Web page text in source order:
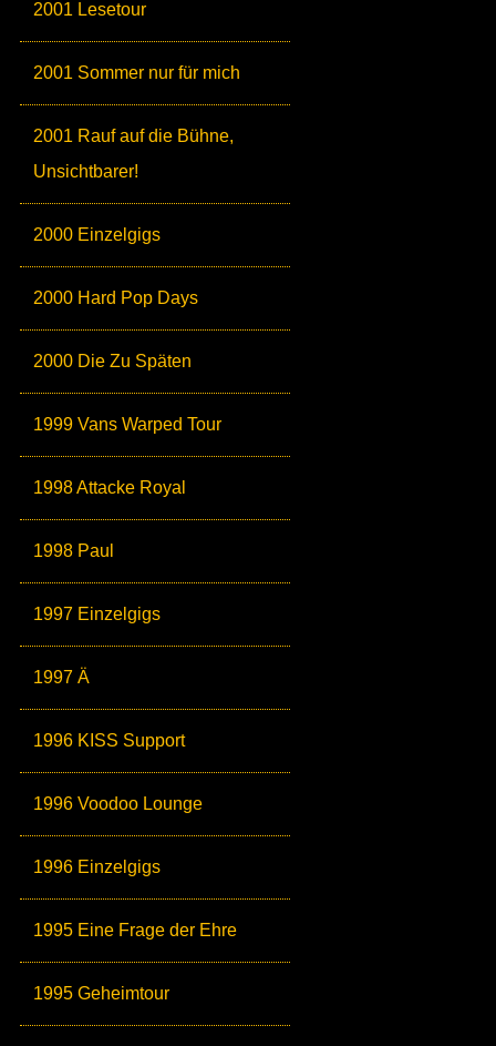
2001 Lesetour
2001 Sommer nur für mich
2001 Rauf auf die Bühne,
Unsichtbarer!
2000 Einzelgigs
2000 Hard Pop Days
2000 Die Zu Späten
1999 Vans Warped Tour
1998 Attacke Royal
1998 Paul
1997 Einzelgigs
1997 Ä
1996 KISS Support
1996 Voodoo Lounge
1996 Einzelgigs
1995 Eine Frage der Ehre
1995 Geheimtour